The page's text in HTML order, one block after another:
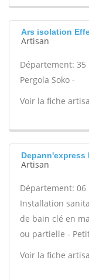
Ars isolation
Artisan
Département: 35
Pergola Soko -
Voir la fiche
Depann'express
Artisan
Département: 06
Installation
de bain clé en
ou partielle -
Voir la fiche